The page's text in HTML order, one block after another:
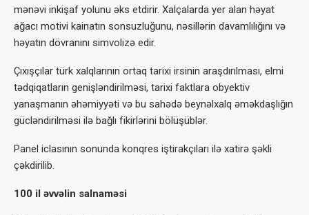
mənəvi inkişaf yolunu əks etdirir. Xalçalarda yer alan həyat
ağacı motivi kainatın sonsuzluğunu, nəsillərin davamlılığını və
həyatın dövranını simvolizə edir.
Çıxışçılar türk xalqlarının ortaq tarixi irsinin araşdırılması, elmi
tədqiqatların genişləndirilməsi, tarixi faktlara obyektiv
yanaşmanın əhəmiyyəti və bu sahədə beynəlxalq əməkdaşlığın
gücləndirilməsi ilə bağlı fikirlərini bölüşüblər.
Panel iclasının sonunda konqres iştirakçıları ilə xatirə şəkli
çəkdirilib.
100 il əvvəlin salnaməsi